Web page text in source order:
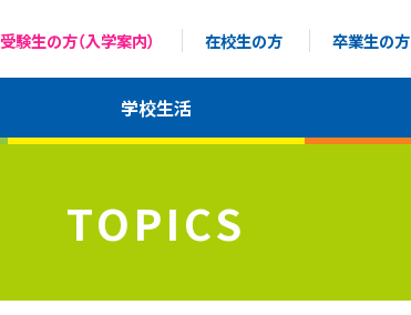
学校生活
受験生の方（入学案内） 在校生の方 卒業生の方
TOPICS